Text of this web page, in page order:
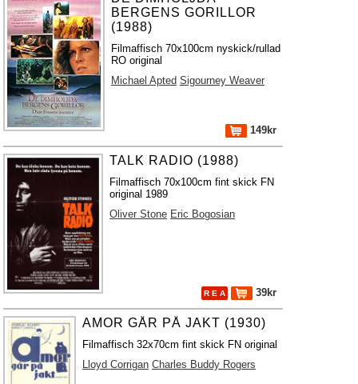
BERGENS GORILLOR
(1988)
Filmaffisch 70x100cm nyskick/rullad
RO original
Michael Apted Sigourney Weaver
149kr
TALK RADIO (1988)
Filmaffisch 70x100cm fint skick FN
original 1989
Oliver Stone Eric Bogosian
R E A 39kr
AMOR GÅR PÅ JAKT (1930)
Filmaffisch 32x70cm fint skick FN original
Lloyd Corrigan Charles Buddy Rogers